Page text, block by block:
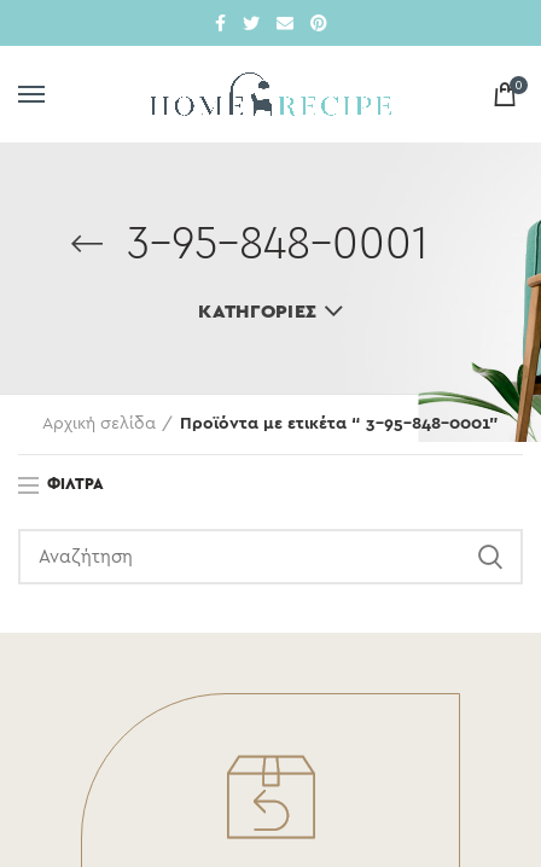
0
3-95-848-0001
ΚΑΤΗΓΟΡΊΕΣ
Αρχική σελίδα Προϊόντα με ετικέτα “ 3-95-848-0001”
ΦΊΛΤΡΑ